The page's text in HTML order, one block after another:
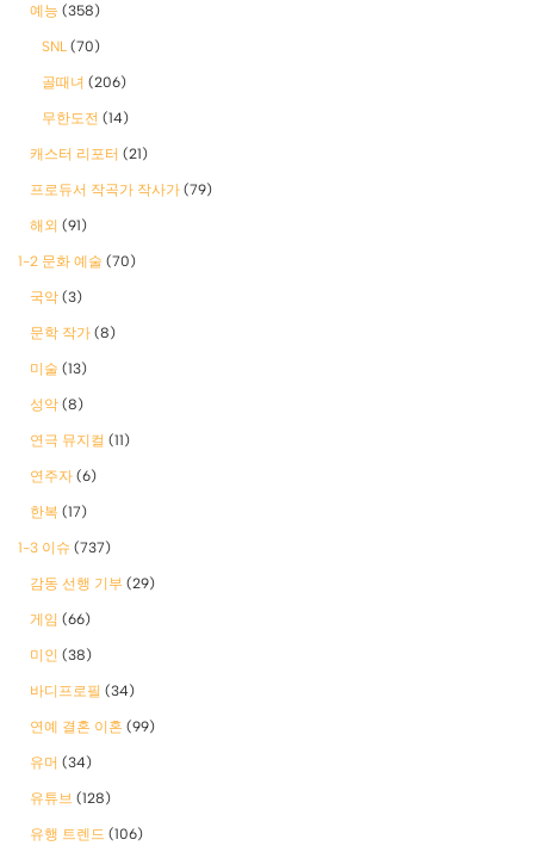
예능 (358)
SNL (70)
골때녀 (206)
무한도전 (14)
캐스터 리포터 (21)
프로듀서 작곡가 작사가 (79)
해외 (91)
1-2 문화 예술 (70)
국악 (3)
문학 작가 (8)
미술 (13)
성악 (8)
연극 뮤지컬 (11)
연주자 (6)
한복 (17)
1-3 이슈 (737)
감동 선행 기부 (29)
게임 (66)
미인 (38)
바디프로필 (34)
연예 결혼 이혼 (99)
유머 (34)
유튜브 (128)
유행 트렌드 (106)